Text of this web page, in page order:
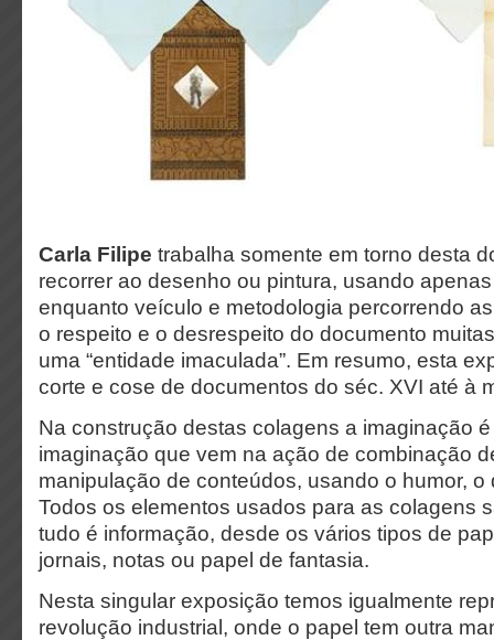
Carla Filipe trabalha somente em torno desta
recorrer ao desenho ou pintura, usando
enquanto veículo e metodologia percorrendo
o respeito e o desrespeito do documento
uma “entidade imaculada”. Em resumo, esta
corte e cose de documentos do séc. XVI até à
Na construção destas colagens a imaginação
imaginação que vem na ação de combinação
manipulação de conteúdos, usando o humor, o
Todos os elementos usados para as colagens
tudo é informação, desde os vários tipos de
jornais, notas ou papel de fantasia.
Nesta singular exposição temos igualmente
revolução industrial, onde o papel tem outra